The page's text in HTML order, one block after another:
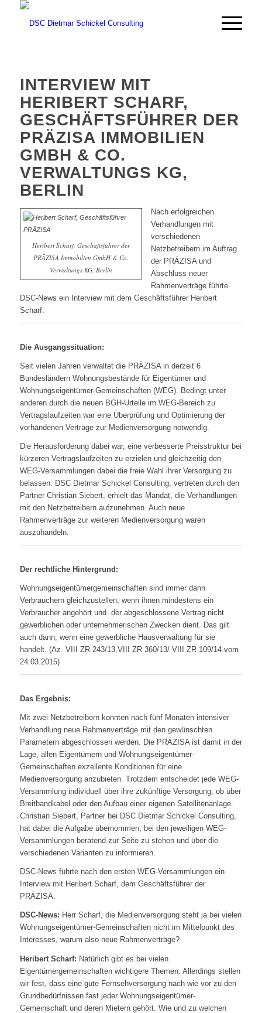
INTERVIEW MIT
HERIBERT SCHARF,
GESCHÄFTSFÜHRER DER
PRÄZISA IMMOBILIEN
GMBH & CO.
VERWALTUNGS KG,
BERLIN
Heribert Scharf, Geschäftsführer der
PRÄZISA Immobilien GmbH & Co.
Verwaltungs KG, Berlin
Nach erfolgreichen
Verhandlungen mit
verschiedenen
Netzbetreibern im Auftrag
der PRÄZISA und
Abschluss neuer
Rahmenverträge führte
DSC-News ein Interview mit dem Geschäftsführer Heribert
Scharf.
Die Ausgangssituation:
Seit vielen Jahren verwaltet die PRÄZISA in derzeit 6
Bundesländern Wohnungsbestände für Eigentümer und
Wohnungseigentümer-Gemeinschaften (WEG). Bedingt unter
anderen durch die neuen BGH-Urteile im WEG-Bereich zu
Vertragslaufzeiten war eine Überprüfung und Optimierung der
vorhandenen Verträge zur Medienversorgung notwendig.
Die Herausforderung dabei war, eine verbesserte Preisstruktur bei
kürzeren Vertragslaufzeiten zu erzielen und gleichzeitig den
WEG-Versammlungen dabei die freie Wahl ihrer Versorgung zu
belassen. DSC Dietmar Schickel Consulting, vertreten durch den
Partner Christian Siebert, erhielt das Mandat, die Verhandlungen
mit den Netzbetreibern aufzunehmen. Auch neue
Rahmenverträge zur weiteren Medienversorgung waren
auszuhandeln.
Der rechtliche Hintergrund:
Wohnungseigentümergemeinschaften sind immer dann
Verbrauchern gleichzustellen, wenn ihnen mindestens ein
Verbraucher angehört und der abgeschlossene Vertrag nicht
gewerblichen oder unternehmerischen Zwecken dient. Das gilt
auch dann, wenn eine gewerbliche Hausverwaltung für sie
handelt. (Az. VIII ZR 243/13,VIII ZR 360/13/ VIII ZR 109/14 vom
24.03.2015)
Das Ergebnis:
Mit zwei Netzbetreibern konnten nach fünf Monaten intensiver
Verhandlung neue Rahmenverträge mit den gewünschten
Parametern abgeschlossen werden. Die PRÄZISA ist damit in der
Lage, allen Eigentümern und Wohnungseigentümer-
Gemeinschaften exzellente Konditionen für eine
Medienversorgung anzubieten. Trotzdem entscheidet jede WEG-
Versammlung individuell über ihre zukünftige Versorgung, ob über
Breitbandkabel oder den Aufbau einer eigenen Satellitenanlage.
Christian Siebert, Partner bei DSC Dietmar Schickel Consulting,
hat dabei die Aufgabe übernommen, bei den jeweiligen WEG-
Versammlungen beratend zur Seite zu stehen und über die
verschiedenen Varianten zu informieren.
DSC-News führte nach den ersten WEG-Versammlungen ein
Interview mit Heribert Scharf, dem Geschäftsführer der
PRÄZISA.
DSC-News: Herr Scharf, die Medienversorgung steht ja bei vielen
Wohnungseigentümer-Gemeinschaften nicht im Mittelpunkt des
Interesses, warum also neue Rahmenverträge?
Heribert Scharf: Natürlich gibt es bei vielen
Eigentümergemeinschaften wichtigere Themen. Allerdings stellen
wir fest, dass eine gute Fernsehversorgung nach wie vor zu den
Grundbedürfnissen fast jeder Wohnungseigentümer-
Gemeinschaft und deren Mietern gehört. Wie und zu welchen